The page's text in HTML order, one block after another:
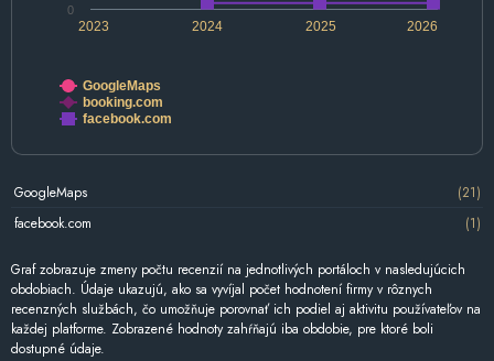
2024 2026
2023 2025
0
GoogleMaps
booking.com
facebook.com
GoogleMaps
(21)
facebook.com
(1)
Graf zobrazuje zmeny počtu recenzií na jednotlivých portáloch v nasledujúcich
obdobiach. Údaje ukazujú, ako sa vyvíjal počet hodnotení firmy v rôznych
recenzných službách, čo umožňuje porovnať ich podiel aj aktivitu používateľov na
každej platforme. Zobrazené hodnoty zahŕňajú iba obdobie, pre ktoré boli
dostupné údaje.